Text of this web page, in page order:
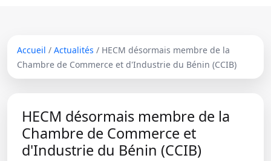
Accueil / Actualités / HECM désormais membre de la
Chambre de Commerce et d'Industrie du Bénin (CCIB)
HECM désormais membre de la
Chambre de Commerce et
d'Industrie du Bénin (CCIB)